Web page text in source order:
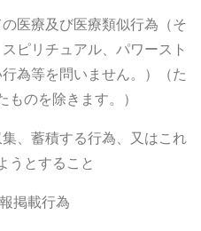
医療及び医療類似行為（そ
ピリチュアル、パワースト
為等を問いません。）（た
のを除きます。）
、蓄積する行為、又はこれ
うとすること
掲載行為